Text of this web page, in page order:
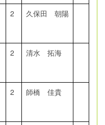
2 久保田 朝陽
2 清水 拓海
2 師橋 佳貴